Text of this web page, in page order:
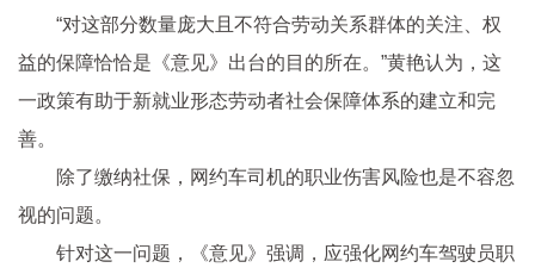
“对这部分数量庞大且不符合劳动关系群体的关注、权
益的保障恰恰是《意见》出台的目的所在。”黄艳认为，这
一政策有助于新就业形态劳动者社会保障体系的建立和完
善。
除了缴纳社保，网约车司机的职业伤害风险也是不容忽
视的问题。
针对这一问题，《意见》强调，应强化网约车驾驶员职